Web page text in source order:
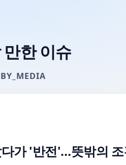
한 이슈
가 '반전'…뜻밖의